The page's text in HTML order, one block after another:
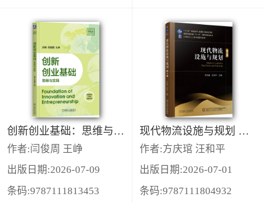
创新创业基础：思维与实践
作者:闫俊周 王峥
出版日期:2026-07-09
条码:9787111813453
现代物流设施与规划 第4版
作者:方庆琯 汪和平
出版日期:2026-07-01
条码:9787111804932